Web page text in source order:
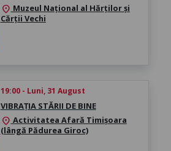
location_on Muzeul Național al Hărților și
Cărții Vechi
19:00 - Luni, 31 August
VIBRAȚIA STĂRII DE BINE
location_onActivitatea Afară Timișoara
(lângă Pădurea Giroc)